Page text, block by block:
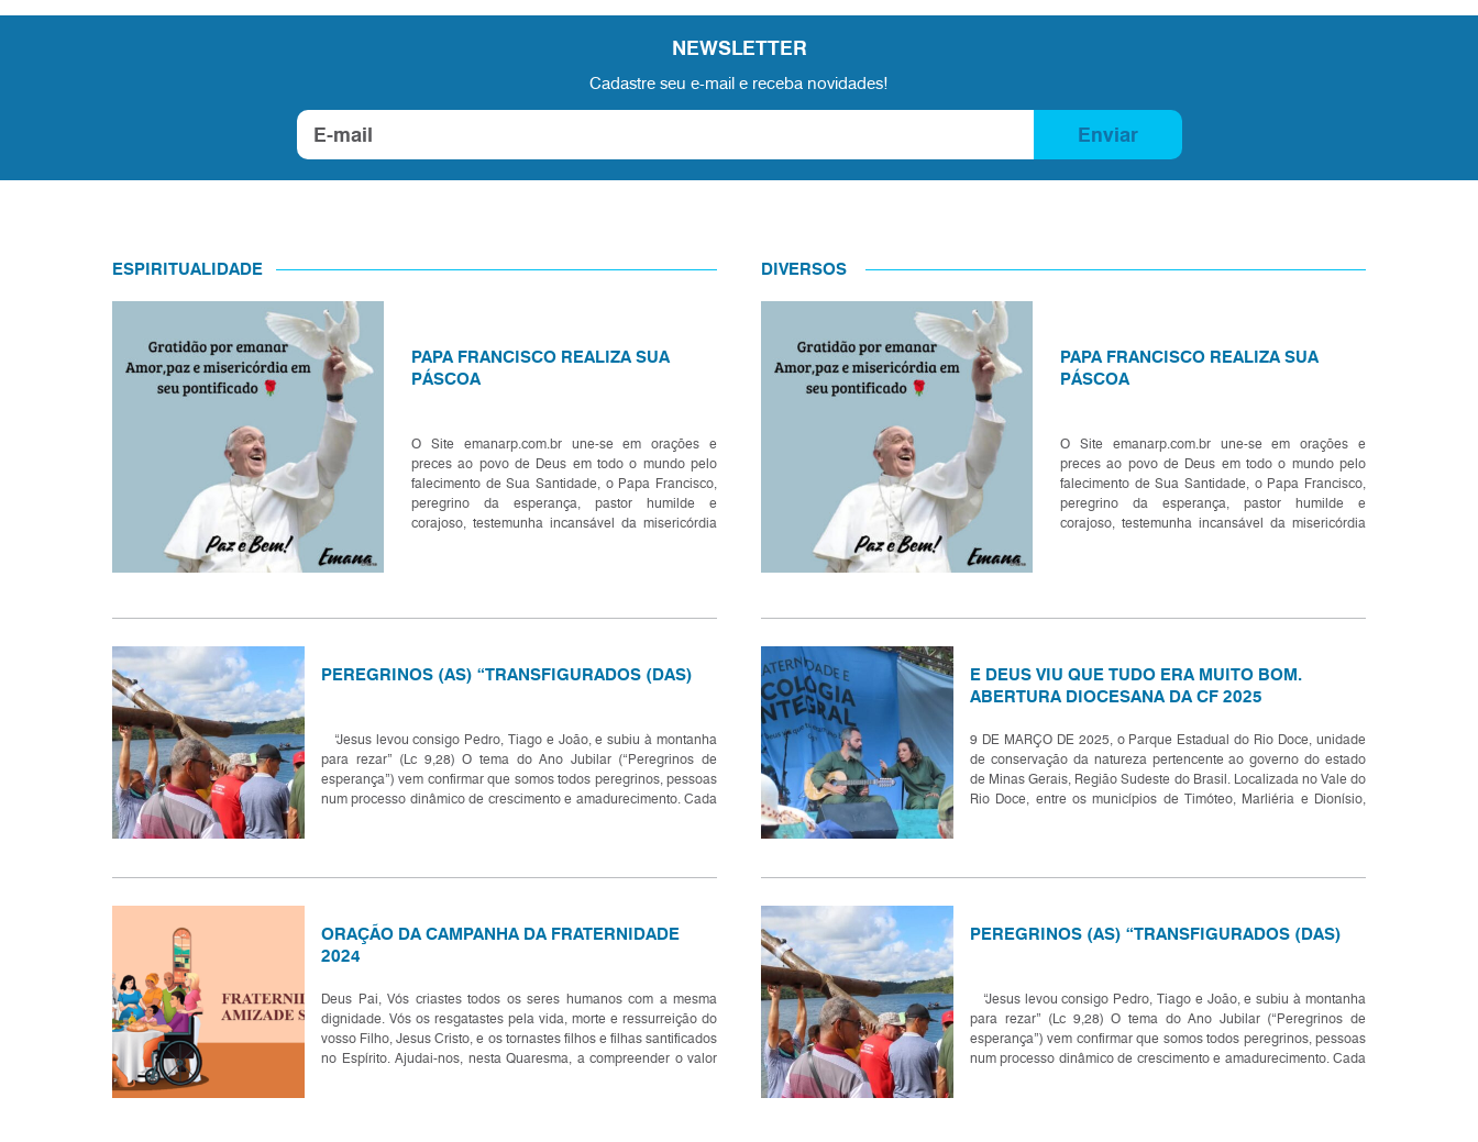
NEWSLETTER
Cadastre seu e-mail e receba novidades!
Enviar
ESPIRITUALIDADE
PAPA FRANCISCO REALIZA SUA
PÁSCOA
O Site emanarp.com.br une-se em orações e
preces ao povo de Deus em todo o mundo pelo
falecimento de Sua Santidade, o Papa Francisco,
peregrino da esperança, pastor humilde e
corajoso, testemunha incansável da misericórdia
PEREGRINOS (AS) “TRANSFIGURADOS (DAS)
“Jesus levou consigo Pedro, Tiago e João, e subiu à montanha
para rezar” (Lc 9,28) O tema do Ano Jubilar (“Peregrinos de
esperança”) vem confirmar que somos todos peregrinos, pessoas
num processo dinâmico de crescimento e amadurecimento. Cada
ORAÇÃO DA CAMPANHA DA FRATERNIDADE
2024
Deus Pai, Vós criastes todos os seres humanos com a mesma
dignidade. Vós os resgatastes pela vida, morte e ressurreição do
vosso Filho, Jesus Cristo, e os tornastes filhos e filhas santificados
no Espírito. Ajudai-nos, nesta Quaresma, a compreender o valor
DIVERSOS
PAPA FRANCISCO REALIZA SUA
PÁSCOA
O Site emanarp.com.br une-se em orações e
preces ao povo de Deus em todo o mundo pelo
falecimento de Sua Santidade, o Papa Francisco,
peregrino da esperança, pastor humilde e
corajoso, testemunha incansável da misericórdia
E DEUS VIU QUE TUDO ERA MUITO BOM.
ABERTURA DIOCESANA DA CF 2025
9 DE MARÇO DE 2025, o Parque Estadual do Rio Doce, unidade
de conservação da natureza pertencente ao governo do estado
de Minas Gerais, Região Sudeste do Brasil. Localizada no Vale do
Rio Doce, entre os municípios de Timóteo, Marliéria e Dionísio,
PEREGRINOS (AS) “TRANSFIGURADOS (DAS)
“Jesus levou consigo Pedro, Tiago e João, e subiu à montanha
para rezar” (Lc 9,28) O tema do Ano Jubilar (“Peregrinos de
esperança”) vem confirmar que somos todos peregrinos, pessoas
num processo dinâmico de crescimento e amadurecimento. Cada